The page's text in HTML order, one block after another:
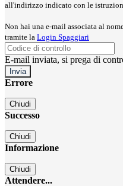
all'indirizzo indicato con le
Non hai una e-mail associata al
tramite la Login Spaggiari
E-mail inviata, si prega di
Errore
Chiudi
Successo
Chiudi
Informazione
Chiudi
Attendere...